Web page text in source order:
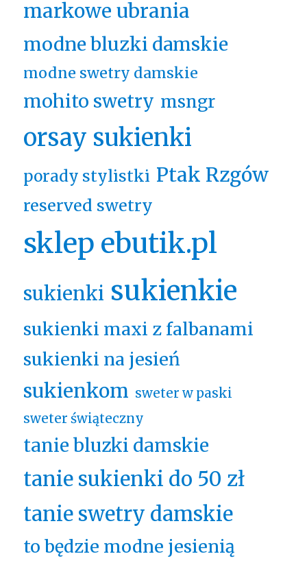
markowe ubrania
modne bluzki damskie
modne swetry damskie
mohito swetry msngr
orsay sukienki
porady stylistki Ptak Rzgów
reserved swetry
sklep ebutik.pl
sukienki sukienkie
sukienki maxi z falbanami
sukienki na jesień
sukienkom sweter w paski
sweter świąteczny
tanie bluzki damskie
tanie sukienki do 50 zł
tanie swetry damskie
to będzie modne jesienią